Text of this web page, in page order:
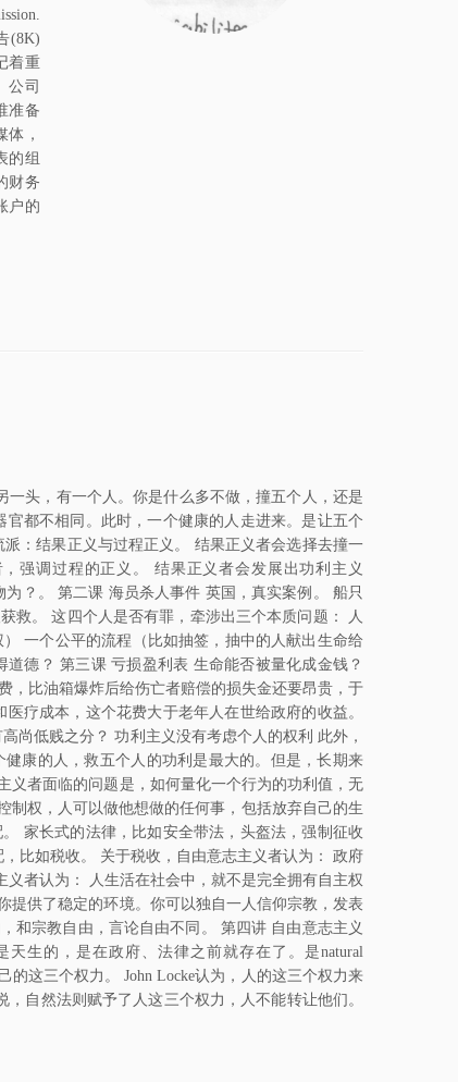
(8K)
着重
公司
准备
体，
的组
财务
户的
头，有一个人。你是什么多不做，撞五个人，还是
都不相同。此时，一个健康的人走进来。是让五个
：结果正义与过程正义。 结果正义者会选择去撞一
强调过程的正义。 结果正义者会发展出功利主义
？。 第二课 海员杀人事件 英国，真实案例。 船只
救。 这四个人是否有罪，牵涉出三个本质问题： 人
一个公平的流程（比如抽签，抽中的人献出生命给
道德？ 第三课 亏损盈利表 生命能否被量化成金钱？
，比油箱爆炸后给伤亡者赔偿的损失金还要昂贵，于
疗成本，这个花费大于老年人在世给政府的收益。
尚低贱之分？ 功利主义没有考虑个人的权利 此外，
康的人，救五个人的功利是最大的。但是，长期来
义者面临的问题是，如何量化一个行为的功利值，无
权，人可以做他想做的任何事，包括放弃自己的生
家长式的法律，比如安全带法，头盔法，强制征收
比如税收。 关于税收，自由意志主义者认为： 政府
者认为： 人生活在社会中，就不是完全拥有自主权
提供了稳定的环境。你可以独自一人信仰宗教，发表
和宗教自由，言论自由不同。 第四讲 自由意志主义
生的，是在政府、法律之前就存在了。是natural
这三个权力。 John Locke认为，人的这三个权力来
自然法则赋予了人这三个权力，人不能转让他们。